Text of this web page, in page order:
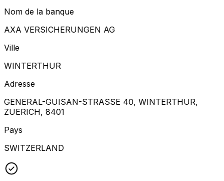
Nom de la banque
AXA VERSICHERUNGEN AG
Ville
WINTERTHUR
Adresse
GENERAL-GUISAN-STRASSE 40, WINTERTHUR,
ZUERICH, 8401
Pays
SWITZERLAND